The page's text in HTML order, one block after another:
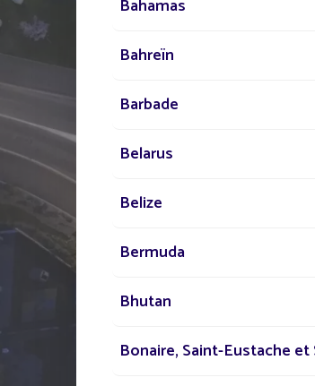
PARLEZ-
DE VOTRE
Notre réseau
monde pour
dans votre
Bahamas
Bahreïn
Barbade
Belarus
Belize
Bermuda
Bhutan
Bonaire, Saint-Eustache et